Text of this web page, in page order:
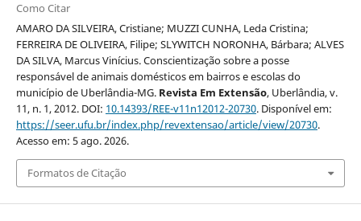
Como Citar
AMARO DA SILVEIRA, Cristiane; MUZZI CUNHA, Leda Cristina;
FERREIRA DE OLIVEIRA, Filipe; SLYWITCH NORONHA, Bárbara; ALVES
DA SILVA, Marcus Vinícius. Conscientização sobre a posse
responsável de animais domésticos em bairros e escolas do
município de Uberlândia-MG. Revista Em Extensão, Uberlândia, v.
11, n. 1, 2012. DOI: 10.14393/REE-v11n12012-20730. Disponível em:
https://seer.ufu.br/index.php/revextensao/article/view/20730.
Acesso em: 5 ago. 2026.
Formatos de Citação